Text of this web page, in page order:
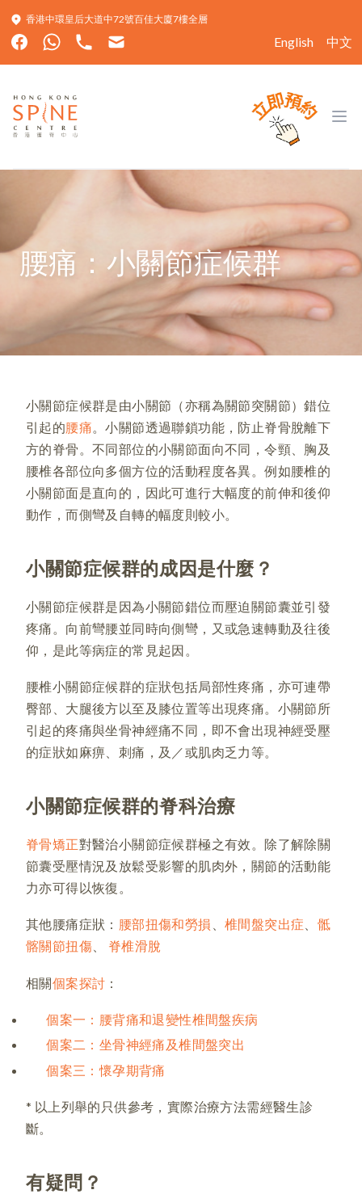
香港中環皇后大道中72號百佳大廈7樓全層
English 中文
Hong Kong Spine Centre
腰痛：小關節症候群
小關節症候群是由小關節（亦稱為關節突關節）錯位
引起的腰痛。小關節透過聯鎖功能，防止脊骨脫離下
方的脊骨。不同部位的小關節面向不同，令頸、胸及
腰椎各部位向多個方位的活動程度各異。例如腰椎的
小關節面是直向的，因此可進行大幅度的前伸和後仰
動作，而側彎及自轉的幅度則較小。
小關節症候群的成因是什麼？
小關節症候群是因為小關節錯位而壓迫關節囊並引發
疼痛。向前彎腰並同時向側彎，又或急速轉動及往後
仰，是此等病症的常見起因。
腰椎小關節症候群的症狀包括局部性疼痛，亦可連帶
臀部、大腿後方以至及膝位置等出現疼痛。小關節所
引起的疼痛與坐骨神經痛不同，即不會出現神經受壓
的症狀如麻痹、刺痛，及／或肌肉乏力等。
小關節症候群的脊科治療
脊骨矯正對醫治小關節症候群極之有效。除了解除關
節囊受壓情況及放鬆受影響的肌肉外，關節的活動能
力亦可得以恢復。
其他腰痛症狀： 腰部扭傷和勞損 、椎間盤突出症
骶
髂關節扭傷
脊椎滑脫
相關個案探討 ：
個案一：腰背痛和退變性椎間盤疾病
個案二：坐骨神經痛及椎間盤突出
個案三：懷孕期背痛
* 以上列舉的只供參考，實際治療方法需經醫生診
斷。
有疑問？